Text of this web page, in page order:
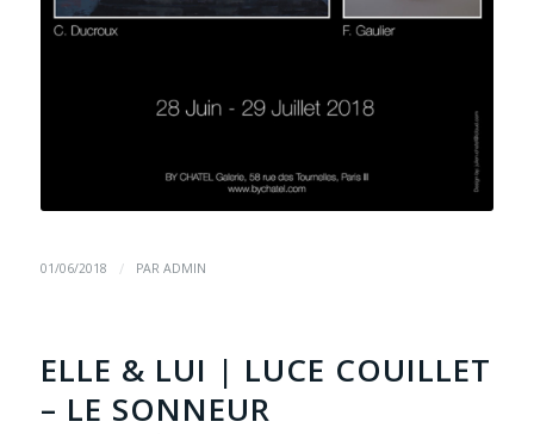
01/06/2018 / PAR ADMIN
ELLE & LUI | LUCE COUILLET
– LE SONNEUR